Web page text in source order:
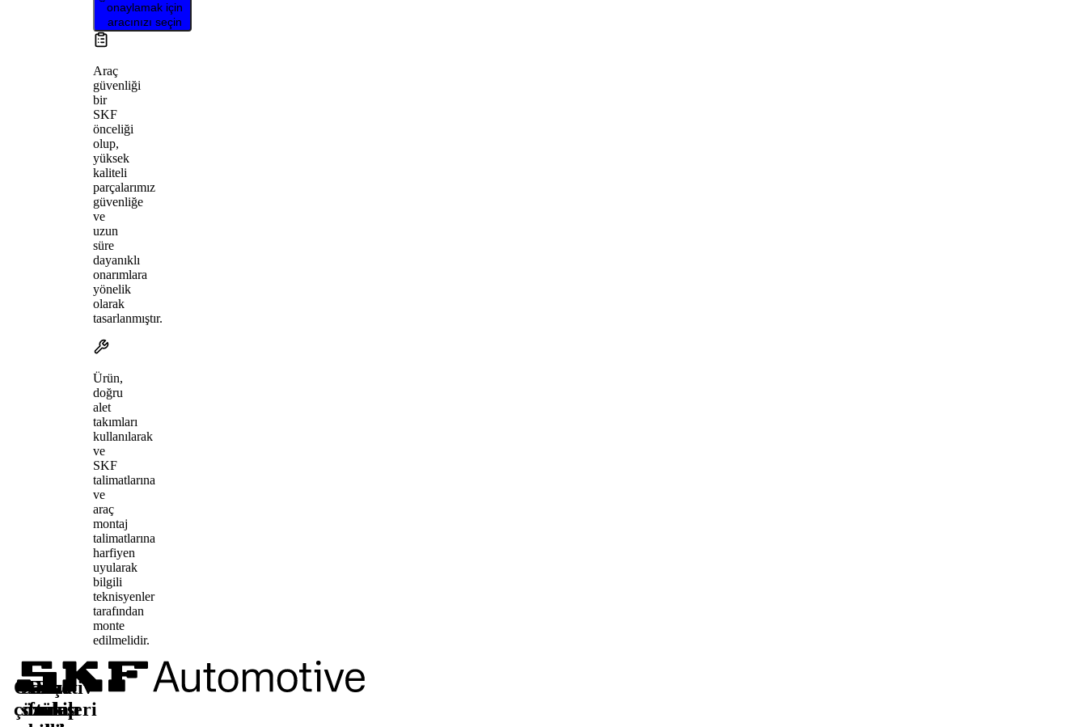
onaylamak için
aracınızı seçin
Araç
güvenliği
bir
SKF
önceliği
olup,
yüksek
kaliteli
parçalarımız
güvenliğe
ve
uzun
süre
dayanıklı
onarımlara
yönelik
olarak
tasarlanmıştır.
Ürün,
doğru
alet
takımları
kullanılarak
ve
SKF
talimatlarına
ve
araç
montaj
talimatlarına
harfiyen
uyularak
bilgili
teknisyenler
tarafından
monte
edilmelidir.
Otomotiv
çözümleri
Satış
sonrası
Daha
fazla
Bizi
takip